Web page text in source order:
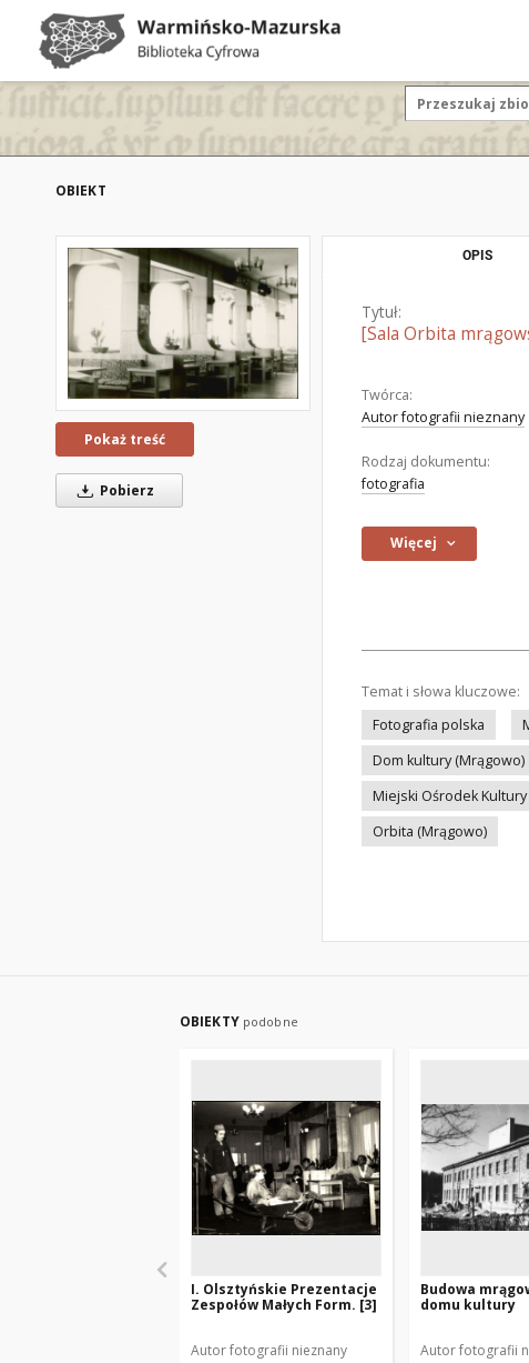
OBIEKT
Pokaż treść
Pobierz
OPIS
Tytuł:
[Sala Orbita
Twórca:
Autor fotografii nieznany
Rodzaj dokumentu:
fotografia
Więcej
Temat i słowa kluczowe:
Fotografia polska
Dom kultury (Mrągowo)
Miejski Ośrodek
Orbita (Mrągowo)
OBIEKTY podobne
I. Olsztyńskie Prezentacje
Zespołów Małych Form. [3]
Autor fotografii nieznany
Budowa
domu kultury
Autor fotografii